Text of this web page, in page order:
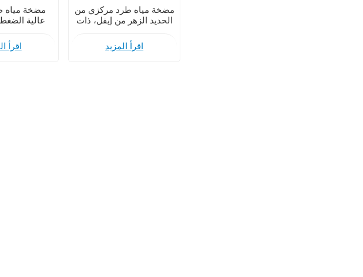
مضخة مياه
عالية
اقرأ
مضخة مياه طرد مركزي من
الحديد الزهر من إيفل، ذات
مخصصة للري
اقرأ المزيد